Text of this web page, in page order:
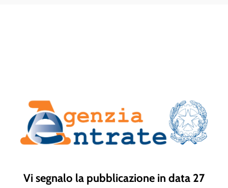
Vi segnalo la pubblicazione in data 27